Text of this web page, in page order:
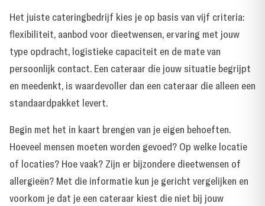
Het juiste cateringbedrijf kies je op basis van vijf criteria:
flexibiliteit, aanbod voor dieetwensen, ervaring met jouw
type opdracht, logistieke capaciteit en de mate van
persoonlijk contact. Een cateraar die jouw situatie begrijpt
en meedenkt, is waardevoller dan een cateraar die alleen een
standaardpakket levert.
Begin met het in kaart brengen van je eigen behoeften.
Hoeveel mensen moeten worden gevoed? Op welke locatie
of locaties? Hoe vaak? Zijn er bijzondere dieetwensen of
allergieën? Met die informatie kun je gericht vergelijken en
voorkom je dat je een cateraar kiest die niet bij jouw